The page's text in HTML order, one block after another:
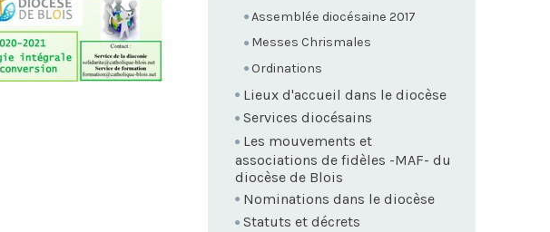
Assemblée diocésaine 2017
Messes Chrismales
Ordinations
Lieux d'accueil dans le diocèse
Services diocésains
Les mouvements et
associations de fidèles -MAF- du
diocèse de Blois
Nominations dans le diocèse
Statuts et décrets